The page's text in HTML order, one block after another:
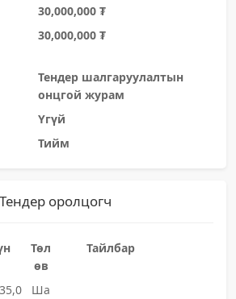
30,000,000 ₮
30,000,000 ₮
Тендер шалгаруулалтын
онцгой журам
Үгүй
Тийм
Тендер оролцогч
Төл
өв
Тайлбар
Ша